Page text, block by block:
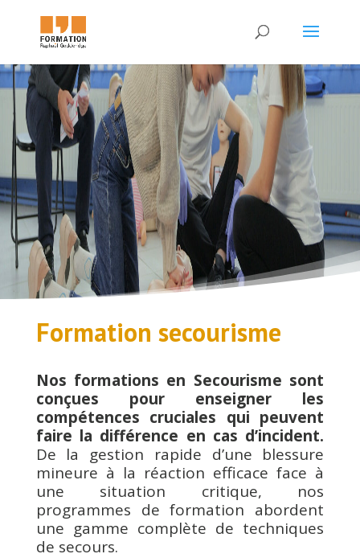
Formation secourisme
Nos formations en Secourisme sont
conçues pour enseigner les
compétences cruciales qui peuvent
faire la différence en cas d’incident.
De la gestion rapide d’une blessure
mineure à la réaction efficace face à
une situation critique, nos
programmes de formation abordent
une gamme complète de techniques
de secours.